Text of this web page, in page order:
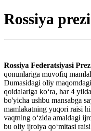
Rossiya
Rossiya Federatsiyasi
qonunlariga muvofiq
Dumasidagi oliy
qoidalariga koʻra, har 4
bo'yicha ushbu mansabga
mamlakatning yuqori raisi
vaqtning oʻzida amaldagi
bu oliy ijroiya qoʻmitasi